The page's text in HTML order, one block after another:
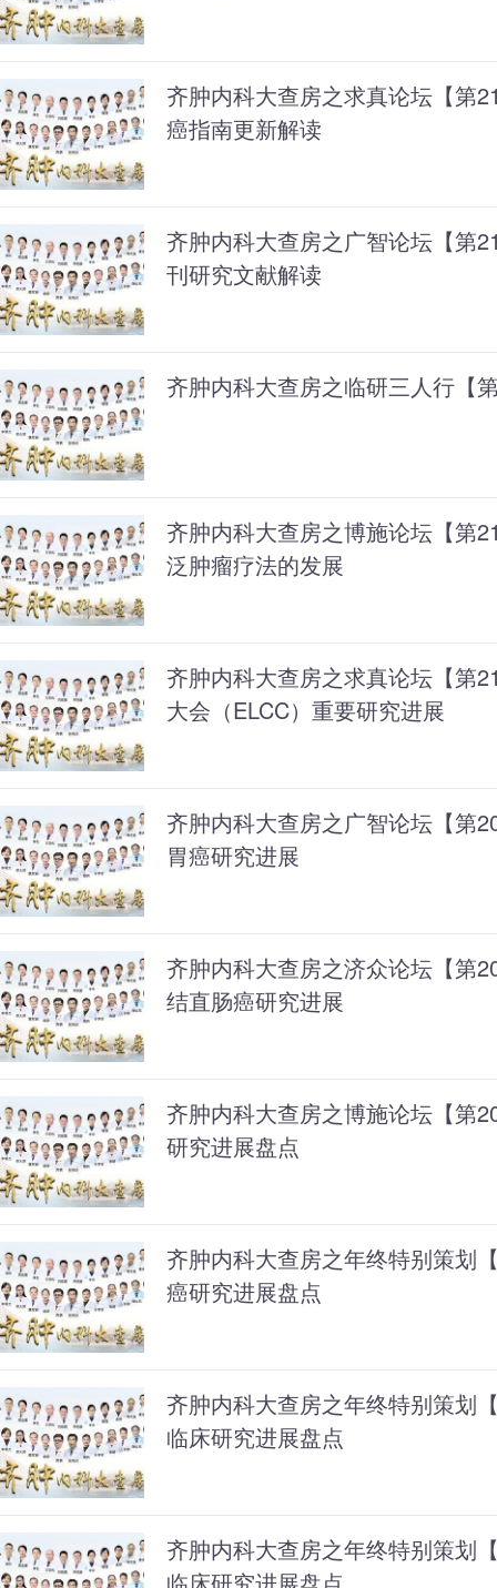
齐肿内科大查房之求真论坛【第
癌指南更新解读
齐肿内科大查房之广智论坛【第
刊研究文献解读
齐肿内科大查房之临研三人行【
齐肿内科大查房之博施论坛【第
泛肿瘤疗法的发展
齐肿内科大查房之求真论坛【第
大会（ELCC）重要研究进展
齐肿内科大查房之广智论坛【第
胃癌研究进展
齐肿内科大查房之济众论坛【第
结直肠癌研究进展
齐肿内科大查房之博施论坛【第
研究进展盘点
齐肿内科大查房之年终特别策划
癌研究进展盘点
齐肿内科大查房之年终特别策划
临床研究进展盘点
齐肿内科大查房之年终特别策划